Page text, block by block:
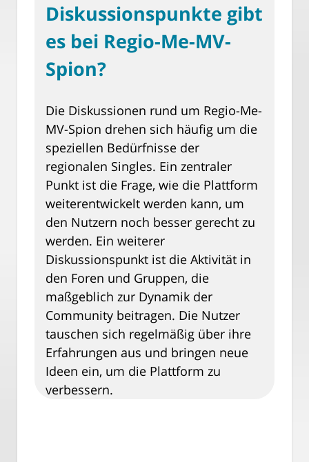
Diskussionspunkte gibt
es bei Regio-Me-MV-
Spion?
Die Diskussionen rund um Regio-Me-
MV-Spion drehen sich häufig um die
speziellen Bedürfnisse der
regionalen Singles. Ein zentraler
Punkt ist die Frage, wie die Plattform
weiterentwickelt werden kann, um
den Nutzern noch besser gerecht zu
werden. Ein weiterer
Diskussionspunkt ist die Aktivität in
den Foren und Gruppen, die
maßgeblich zur Dynamik der
Community beitragen. Die Nutzer
tauschen sich regelmäßig über ihre
Erfahrungen aus und bringen neue
Ideen ein, um die Plattform zu
verbessern.